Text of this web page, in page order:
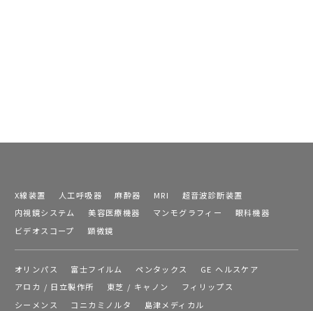
X線装置 人工呼吸器 麻酔器 MRI
超音波診断装置
内視鏡システム
美容医療機器 マンモグラフィー
眼科機器
ビデオスコープ
顕微鏡
オリンパス 富士フイルム ペンタックス
GE ヘルスケア
アロカ / 日立製作所
東芝 / キャノン
フィリップス
シーメンス
コニカミノルタ 島津メディカル